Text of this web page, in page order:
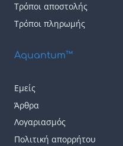
Τρόποι αποστολής
Τρόποι πληρωμής
Aquantum™
Εμείς
Άρθρα
Λογαριασμός
Πολιτική απορρήτου